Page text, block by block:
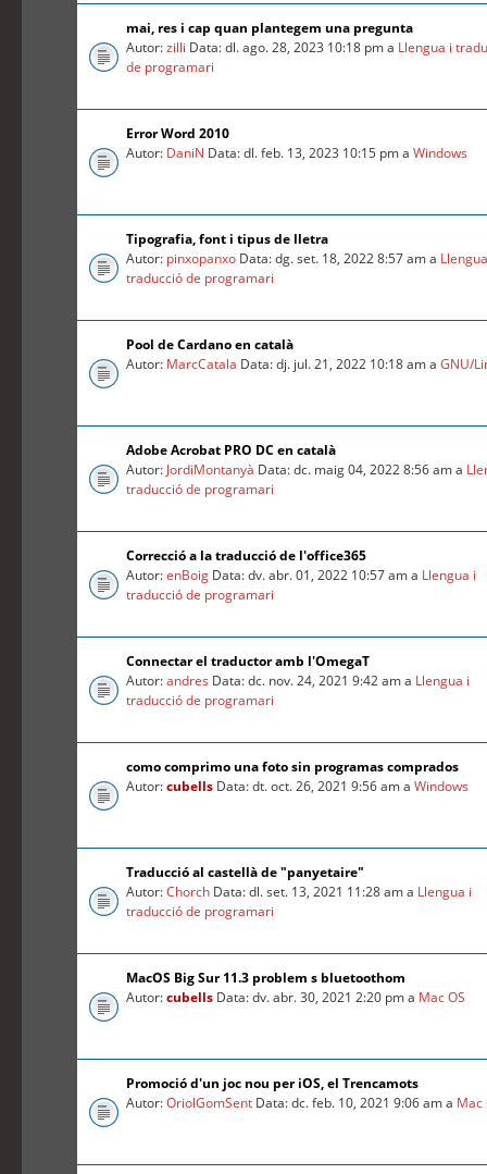
mai, res i cap quan plantegem una pregunta
Autor:zilli Data: dl. ago. 28, 2023 10:18 pm a Llengua i
de programari
Error Word 2010
Autor: DaniN Data: dl. feb. 13, 2023 10:15 pm aWindows
Tipografia, font i tipus de lletra
Autor: pinxopanxo Data: dg. set. 18, 2022 8:57 am a
traducció de programari
Pool de Cardano en català
Autor: MarcCatala Data: dj. jul. 21, 2022 10:18 am aGNU/
Adobe Acrobat PRO DC en català
Autor: JordiMontanyà Data: dc. maig 04, 2022 8:56 am a
traducció de programari
Correcció a la traducció de l'office365
Autor:enBoig Data: dv. abr. 01, 2022 10:57 am a Llengua i
traducció de programari
Connectar el traductor amb l'OmegaT
Autor:andres Data: dc. nov. 24, 2021 9:42 am a Llengua i
traducció de programari
como comprimo una foto sin programas comprados
Autor:cubells Data: dt. oct. 26, 2021 9:56 am aWindows
Traducció al castellà de "panyetaire"
Autor:Chorch Data: dl. set. 13, 2021 11:28 am a Llengua i
traducció de programari
MacOS Big Sur 11.3 problem s bluetoothom
Autor:cubells Data: dv. abr. 30, 2021 2:20 pm a Mac OS
Promoció d'un joc nou per iOS, el Trencamots
Autor:OriolGomSent Data: dc. feb. 10, 2021 9:06 am a Mac